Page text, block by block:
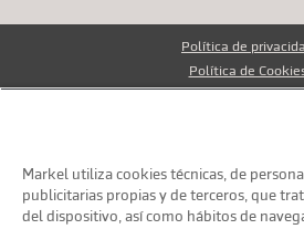
Política de
Política de
Avisos legales
© Markel Group Inc. Todos los
Markel utiliza cookies técnicas, de
publicitarias propias y de terceros, que
del dispositivo, así como hábitos de